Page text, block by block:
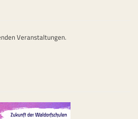
Veranstaltungen.